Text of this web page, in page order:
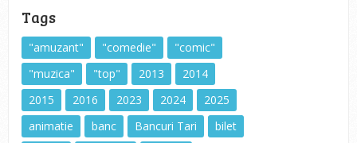
Tags
"amuzant" "comedie"
"comic"
"muzica"
"top" 2013
2014
2015
2016 2023 2024
2025
animatie
banc Bancuri Tari
bilet